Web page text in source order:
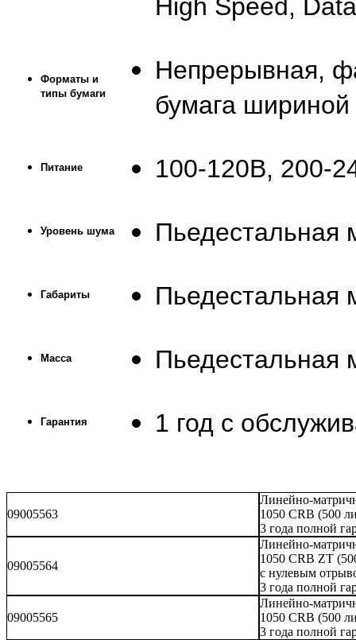
High Speed,
Форматы и
типы бумаги
Непрерывная,
бумага
Питание 100-120В, 200-
Уровень шума Пьедестальная
Габариты Пьедестальная
Масса Пьедестальная
Гарантия 1 год с
09005563
Линейно-
1050 CRB (500
3 года полной
09005564
Линейно-
1050 CRB ZT
с нулевым
3 года полной
09005565
Линейно-
1050 CRB (500
3 года полной